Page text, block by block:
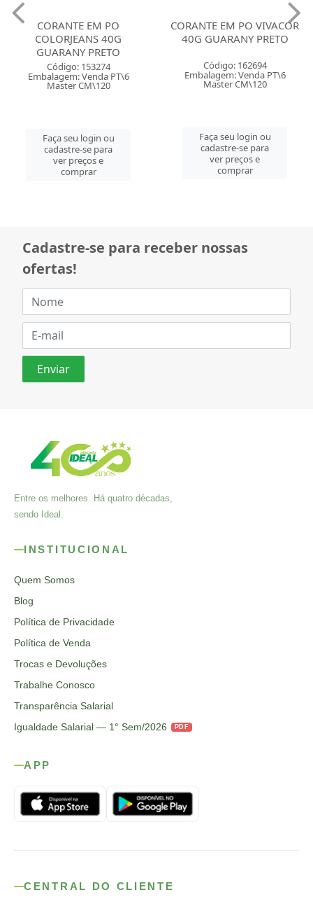
CORANTE EM PO
COLORJEANS 40G
GUARANY PRETO
Código: 153274
Embalagem: Venda PT\6
Master CM\120
Faça seu login ou
cadastre-se para
ver preços e
comprar
CORANTE EM PO VIVACOR
40G GUARANY PRETO
Código: 162694
Embalagem: Venda PT\6
Master CM\120
Faça seu login ou
cadastre-se para
ver preços e
comprar
Cadastre-se para receber nossas
ofertas!
Entre os melhores. Há quatro décadas,
sendo Ideal.
INSTITUCIONAL
Quem Somos
Blog
Política de Privacidade
Política de Venda
Trocas e Devoluções
Trabalhe Conosco
Transparência Salarial
Igualdade Salarial — 1° Sem/2026
PDF
APP
CENTRAL DO CLIENTE